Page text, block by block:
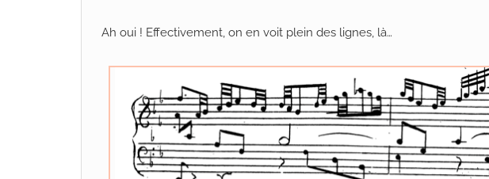
Ah oui ! Effectivement, on en voit plein des lignes, là…